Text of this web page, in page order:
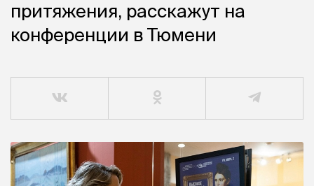
притяжения, расскажут на
конференции в Тюмени